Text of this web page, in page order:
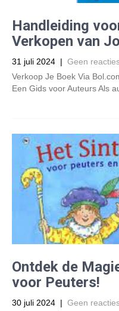
Handleiding
Verkopen van
31 juli 2024 | Geen
Verkoop Je Boek Via
Een Gids voor Auteurs Als
Ontdek de
voor Peuters!
30 juli 2024 | Geen